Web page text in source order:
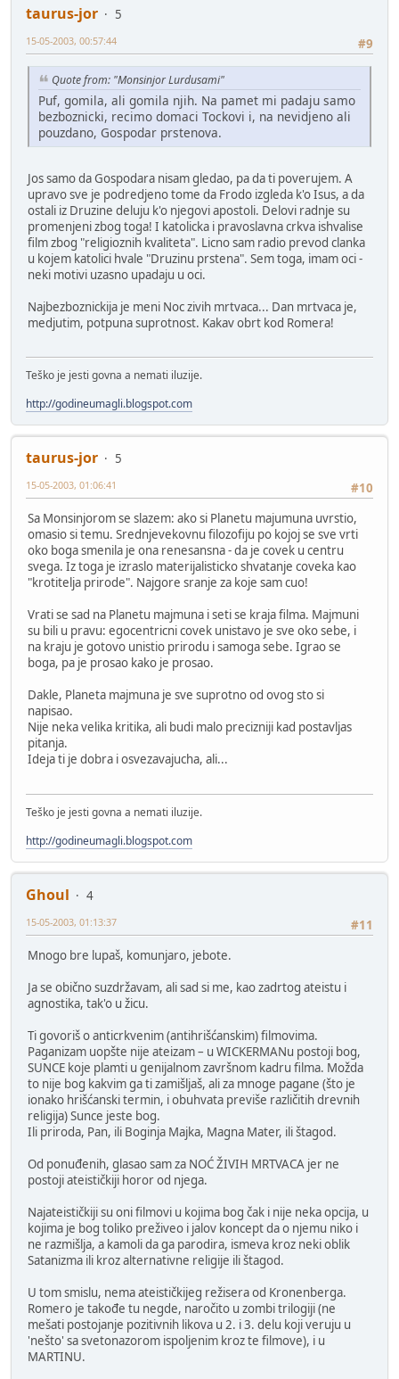
taurus-jor
5
#9
15-05-2003, 00:57:44
Quote from: "Monsinjor Lurdusami"
Puf, gomila, ali gomila njih. Na pamet mi padaju samo
bezboznicki, recimo domaci Tockovi i, na nevidjeno ali
pouzdano, Gospodar prstenova.
Jos samo da Gospodara nisam gledao, pa da ti poverujem. A
upravo sve je podredjeno tome da Frodo izgleda k'o Isus, a da
ostali iz Druzine deluju k'o njegovi apostoli. Delovi radnje su
promenjeni zbog toga! I katolicka i pravoslavna crkva ishvalise
film zbog "religioznih kvaliteta". Licno sam radio prevod clanka
u kojem katolici hvale "Druzinu prstena". Sem toga, imam oci -
neki motivi uzasno upadaju u oci.
Najbezboznickija je meni Noc zivih mrtvaca... Dan mrtvaca je,
medjutim, potpuna suprotnost. Kakav obrt kod Romera!
Teško je jesti govna a nemati iluzije.
http://godineumagli.blogspot.com
taurus-jor
5
#10
15-05-2003, 01:06:41
Sa Monsinjorom se slazem: ako si Planetu majumuna uvrstio,
omasio si temu. Srednjevekovnu filozofiju po kojoj se sve vrti
oko boga smenila je ona renesansna - da je covek u centru
svega. Iz toga je izraslo materijalisticko shvatanje coveka kao
"krotitelja prirode". Najgore sranje za koje sam cuo!
Vrati se sad na Planetu majmuna i seti se kraja filma. Majmuni
su bili u pravu: egocentricni covek unistavo je sve oko sebe, i
na kraju je gotovo unistio prirodu i samoga sebe. Igrao se
boga, pa je prosao kako je prosao.
Dakle, Planeta majmuna je sve suprotno od ovog sto si
napisao.
Nije neka velika kritika, ali budi malo precizniji kad postavljas
pitanja.
Ideja ti je dobra i osvezavajucha, ali...
Teško je jesti govna a nemati iluzije.
http://godineumagli.blogspot.com
Ghoul
4
#11
15-05-2003, 01:13:37
Mnogo bre lupaš, komunjaro, jebote.
Ja se obično suzdržavam, ali sad si me, kao zadrtog ateistu i
agnostika, tak'o u žicu.
Ti govoriš o anticrkvenim (antihrišćanskim) filmovima.
Paganizam uopšte nije ateizam – u WICKERMANu postoji bog,
SUNCE koje plamti u genijalnom završnom kadru filma. Možda
to nije bog kakvim ga ti zamišljaš, ali za mnoge pagane (što je
ionako hrišćanski termin, i obuhvata previše različitih drevnih
religija) Sunce jeste bog.
Ili priroda, Pan, ili Boginja Majka, Magna Mater, ili štagod.
Od ponuđenih, glasao sam za NOĆ ŽIVIH MRTVACA jer ne
postoji ateističkiji horor od njega.
Najateističkiji su oni filmovi u kojima bog čak i nije neka opcija, u
kojima je bog toliko preživeo i jalov koncept da o njemu niko i
ne razmišlja, a kamoli da ga parodira, ismeva kroz neki oblik
Satanizma ili kroz alternativne religije ili štagod.
U tom smislu, nema ateističkijeg režisera od Kronenberga.
Romero je takođe tu negde, naročito u zombi trilogiji (ne
mešati postojanje pozitivnih likova u 2. i 3. delu koji veruju u
'nešto' sa svetonazorom ispoljenim kroz te filmove), i u
MARTINU.